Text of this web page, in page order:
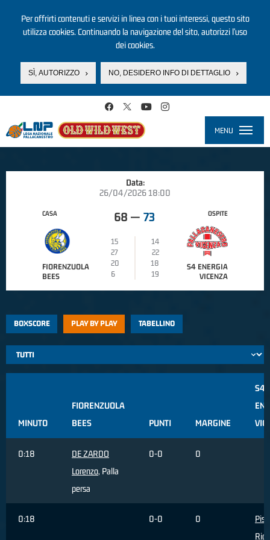
Per offrirti contenuti e servizi in linea con i tuoi interessi, questo sito
utilizza cookies. Continuando la navigazione del sito, autorizzi l’uso
dei cookies.
SÌ, AUTORIZZO NO, DESIDERO INFO DI DETTAGLIO
MENU
Data:
26/04/2026 18:00
CASA
FIORENZUOLA
BEES
68 — 73
15
14
27
22
20
18
6
19
OSPITE
S4 ENERGIA
VICENZA
BOXSCORE PLAY BY PLAY TABELLINO
MINUTO
FIORENZUOLA
BEES
PUNTI MARGINE
S4
0:18
DE ZARDO
Lorenzo, Palla
persa
0-0 0
0:18 0-0 0